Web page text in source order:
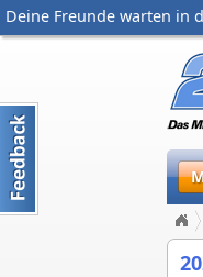
Deine Freunde warten in